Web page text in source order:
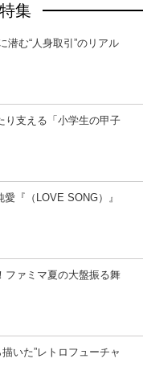
集
潜む“人身取引”のリアル
り支える「小学生の甲子
『（LOVE SONG）』
ファミマ夏の大盤振る舞
いた”レトロフューチャ